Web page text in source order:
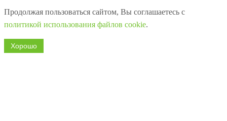
Продолжая пользоваться сайтом, Вы соглашаетесь с
политикой использования файлов cookie.
Хорошо